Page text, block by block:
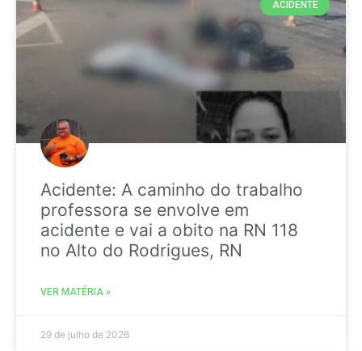
ACIDENTE
Acidente: A caminho do trabalho
professora se envolve em
acidente e vai a obito na RN 118
no Alto do Rodrigues, RN
VER MATÉRIA »
29 de julho de 2026